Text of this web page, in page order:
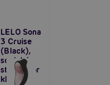
LELO Sona
3 Cruise
(Black),
sonický
stimulátor
klitorisu